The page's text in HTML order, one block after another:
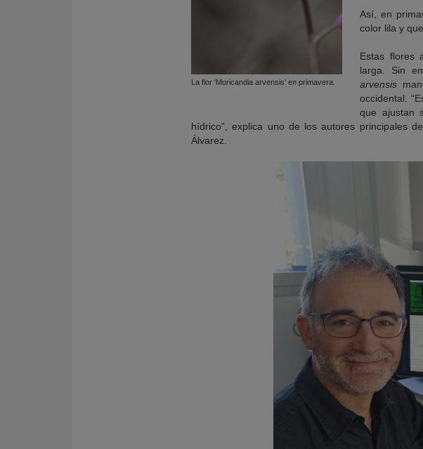
La flor ‘Moricandia arvensis’ en primavera.
Así, en
color lila y
Estas flores
larga. Sin
arvensis
occidental.
que ajustan
hídrico”, explica uno de los autores principales
Álvarez.